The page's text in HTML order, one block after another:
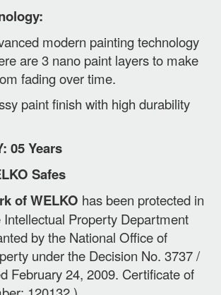
modern painting technology
are 3 nano paint layers to make
fading over time.
paint finish with high durability
05 Years
Safes
of WELKO has been protected in
Property Department
by the National Office of
under the Decision No. 3737 /
February 24, 2009. Certificate of